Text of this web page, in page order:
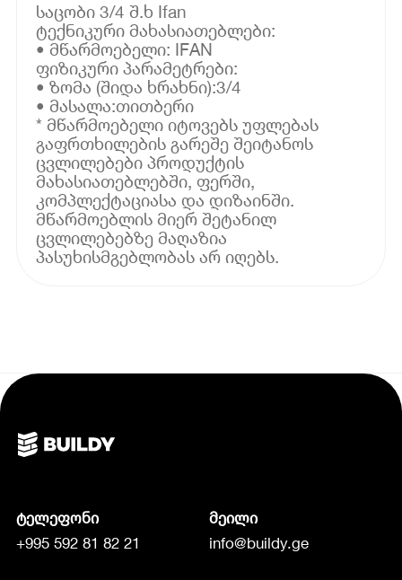
საცობი 3/4 შ.ხ Ifan
ტექნიკური მახასიათებლები:
• მწარმოებელი: IFAN
ფიზიკური პარამეტრები:
• ზომა (შიდა ხრახნი):3/4
• მასალა:თითბერი
* მწარმოებელი იტოვებს უფლებას
გაფრთხილების გარეშე შეიტანოს
ცვლილებები პროდუქტის
მახასიათებლებში, ფერში,
კომპლექტაციასა და დიზაინში.
მწარმოებლის მიერ შეტანილ
ცვლილებებზე მაღაზია
პასუხისმგებლობას არ იღებს.
ტელეფონი
+995 592 81 82 21
მეილი
info@buildy.ge